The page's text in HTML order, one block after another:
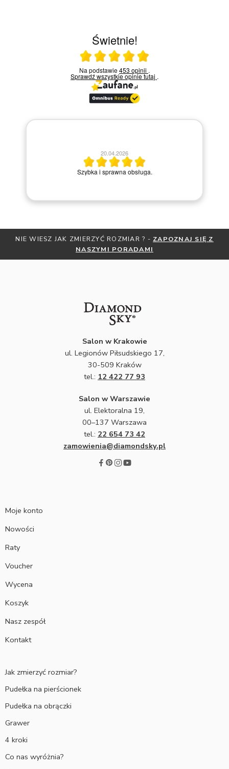
Świetnie!
Ocena średnia 5 na 5
Na podstawie453 opinii .
Sprawdź wszystkie opinietutaj .
20.04.2026
Szybka i sprawna obsługa.
NIE WIESZ JAK ZMIERZYĆ ROZMIAR ? - ZAPOZNAJ SIĘ Z
NASZYMI PORADAMI
Salon w Krakowie
ul. Legionów Piłsudskiego 17,
30-509 Kraków
tel.: 12 422 77 93
Salon w Warszawie
ul. Elektoralna 19,
00–137 Warszawa
tel.: 22 654 73 42
zamowienia@diamondsky.pl
Moje konto
Nowości
Raty
Voucher
Wycena
Koszyk
Nasz zespół
Kontakt
Jak zmierzyć rozmiar?
Pudełka na pierścionek
Pudełka na obrączki
Grawer
4 kroki
Co nas wyróżnia?